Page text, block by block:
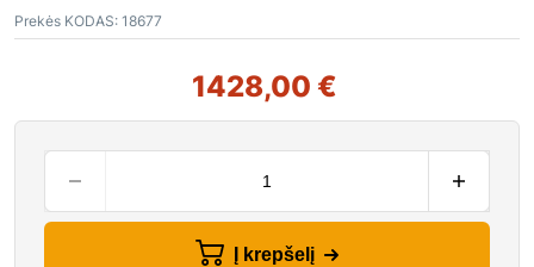
Prekės KODAS: 18677
1428,00 €
Į krepšelį